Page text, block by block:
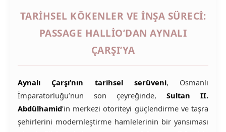
TARIHSEL KÖKENLER VE İNŞA SÜRECI:
PASSAGE HALLIO’DAN AYNALI
ÇARŞI’YA
Aynalı Çarşı’nın tarihsel serüveni, Osmanlı
İmparatorluğu’nun son çeyreğinde, Sultan II.
Abdülhamid’in merkezi otoriteyi güçlendirme ve taşra
şehirlerini modernleştirme hamlelerinin bir yansıması